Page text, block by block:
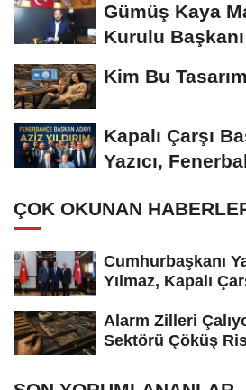
Gümüş Kaya
Kurulu
Kim Bu
Kapalı Çarşı
Yazıcı,
ÇOK OKUNAN
Cumhurbaşkanı
Yılmaz, Kapalı
Alarm Zilleri
Sektörü Çöküş